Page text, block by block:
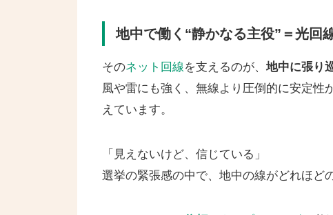
地中で働く“静かなる主役”＝光回
そのネット回線を支えるのが、 地中に張り
風や雷にも強く、無線より圧倒的に安定性
えています。
「見えないけど、信じている」
選挙の緊張感の中で、地中の線がどれほど